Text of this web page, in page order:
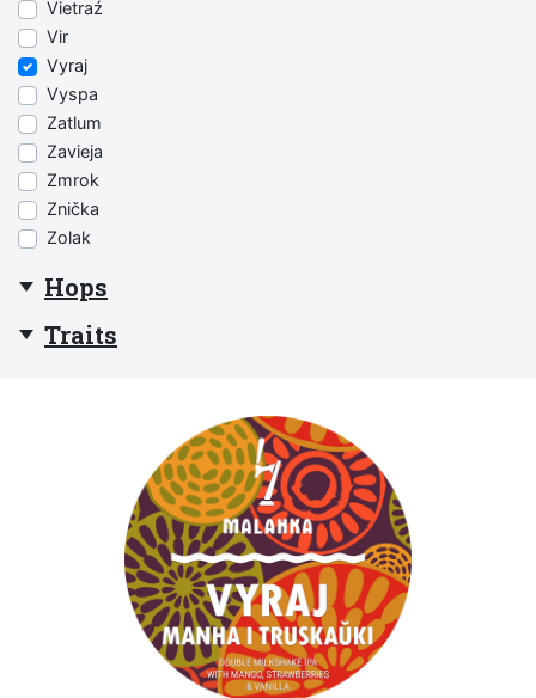
Vietraź
Vir
Vyraj
Vyspa
Zatlum
Zavieja
Zmrok
Znička
Zolak
Hops
Traits